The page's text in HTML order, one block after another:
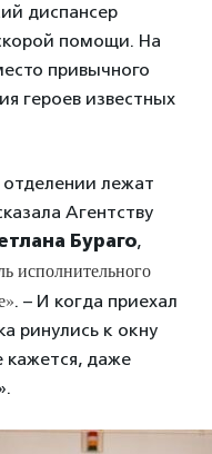
диспансер
помощи. На
привычного
героев известных
лежат
Агентству
Бураго,
исполнительного
. – И когда приехал
ринулись к окну
кажется, даже